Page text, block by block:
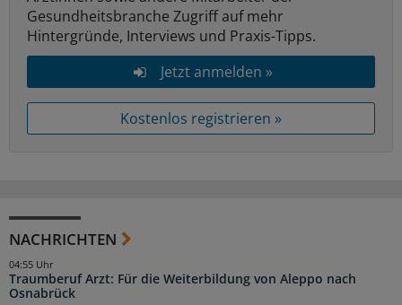
Gesundheitsbranche Zugriff auf mehr
Hintergründe, Interviews und Praxis-Tipps.
Jetzt anmelden »
Kostenlos registrieren »
NACHRICHTEN
Traumberuf Arzt: Für die Weiterbildung von Aleppo nach
Osnabrück
04:55 Uhr